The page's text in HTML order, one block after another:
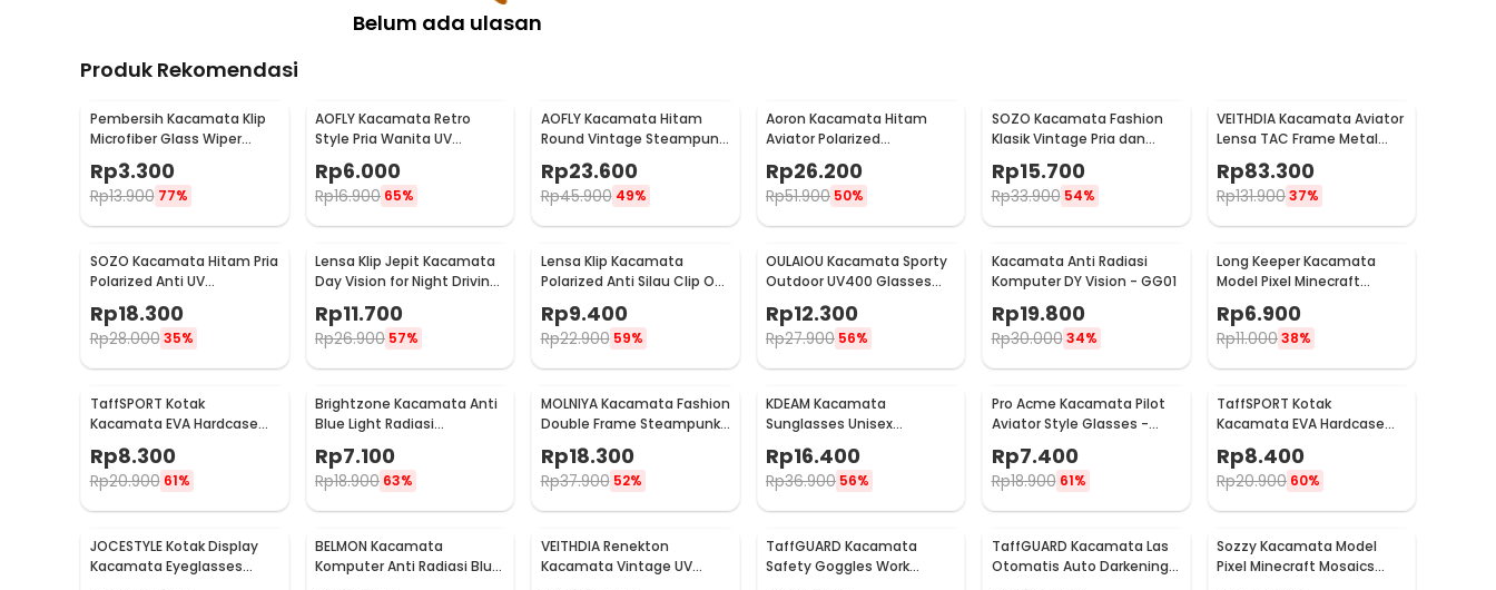
Belum ada ulasan
Produk Rekomendasi
Pembersih Kacamata Klip
Microfiber Glass Wiper
Cleaner Multifunction -
TVA45
Rp3.300
Rp13.900 77%
AOFLY Kacamata Retro
Style Pria Wanita UV
Protection Sunglassses -
1125
Rp6.000
Rp16.900 65%
AOFLY Kacamata Hitam
Round Vintage Steampunk
Sunglasses
Rp23.600
Rp45.900 49%
Aoron Kacamata Hitam
Aviator Polarized
Sunglasses UV Protection -
RB2132
Rp26.200
Rp51.900 50%
SOZO Kacamata Fashion
Klasik Vintage Pria dan
Rp15.700
Rp33.900 54%
VEITHDIA Kacamata Aviator
Lensa TAC Frame Metal
Polarized Sunglasses -
V3088
Rp83.300
Rp131.90037%
SOZO Kacamata Hitam Pria
Polarized Anti UV
Sunglasses - 3403
Rp18.300
Rp28.000 35%
Lensa Klip Jepit Kacamata
Day Vision for Night Driving
Rp11.700
Rp26.900 57%
Lensa Klip Kacamata
Polarized Anti Silau Clip On
Y16211
Rp9.400
Rp22.900 59%
OULAIOU Kacamata Sporty
Outdoor UV400 Glasses
Silicone Frame - 9837
Rp12.300
Rp27.900 56%
Kacamata Anti Radiasi
Komputer DY Vision - GG01
Rp19.800
Rp30.000 34%
Long Keeper Kacamata
Model Pixel Minecraft
Mosaics UV400 - 088
Rp6.900
Rp11.00038%
TaffSPORT Kotak
Kacamata EVA Hardcase
Waterproof
Rp8.300
Rp20.900 61%
Brightzone Kacamata Anti
Blue Light Radiasi
Rp7.100
Rp18.900 63%
MOLNIYA Kacamata Fashion
Double Frame Steampunk
- NE60
Rp18.300
Rp37.900 52%
KDEAM Kacamata
Sunglasses Unisex
Polarized Anti Silau
Outdoor UV200 KD156 -
KD156
Rp16.400
Rp36.900 56%
Pro Acme Kacamata Pilot
Aviator Style Glasses -
Rp7.400
Rp18.900 61%
TaffSPORT Kotak
Kacamata EVA Hardcase
Protector Waterproof - JL-
10028
Rp8.400
Rp20.900 60%
JOCESTYLE Kotak Display
Kacamata Eyeglasses
Sunglasses Box 12 Slot -
BELMON Kacamata
Komputer Anti Radiasi Blue
Light - BL8084
VEITHDIA Renekton
Kacamata Vintage UV
Polarized Sunglasses -
TaffGUARD Kacamata
Safety Goggles Work
Laboratory Eyewear - LE979
TaffGUARD Kacamata Las
Otomatis Auto Darkening
Soldering Goggles - 5100B
Sozzy Kacamata Model
Pixel Minecraft Mosaics